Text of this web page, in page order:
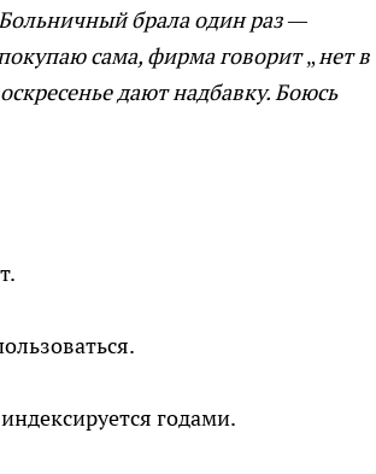
брала один раз —
сама, фирма говорит „нет в
дают надбавку. Боюсь
годами.